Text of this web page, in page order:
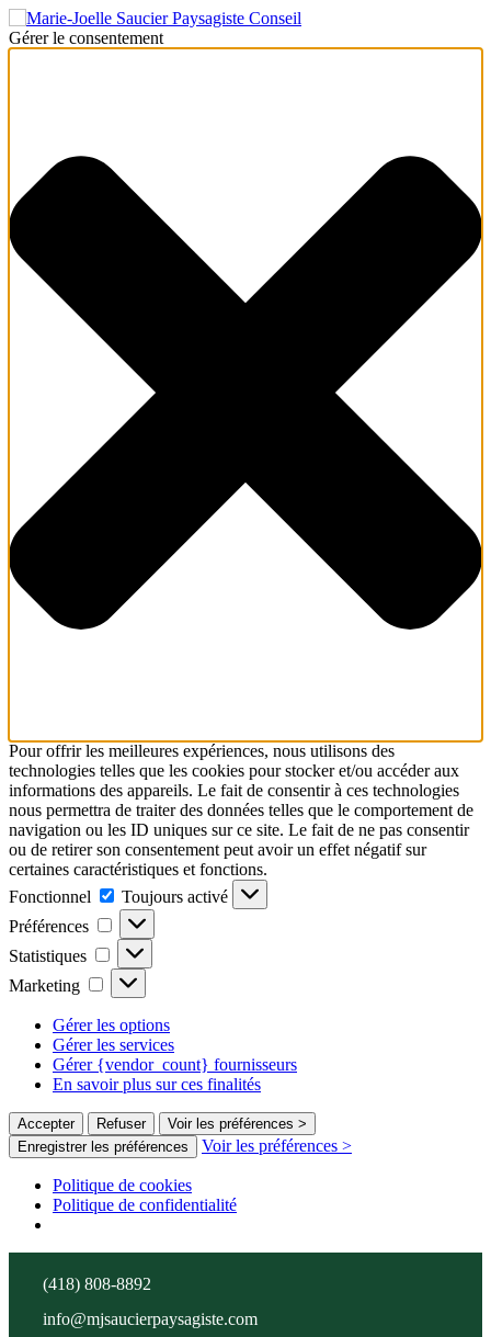
Gérer le consentement
Pour offrir les meilleures expériences, nous utilisons des
technologies telles que les cookies pour stocker et/ou accéder aux
informations des appareils. Le fait de consentir à ces technologies
nous permettra de traiter des données telles que le comportement de
navigation ou les ID uniques sur ce site. Le fait de ne pas consentir
ou de retirer son consentement peut avoir un effet négatif sur
certaines caractéristiques et fonctions.
Fonctionnel
Fonctionnel
Toujours activé
Préférences
Préférences
Statistiques Statistiques
Marketing Marketing
Gérer les options
Gérer les services
Gérer {vendor_count} fournisseurs
En savoir plus sur ces finalités
Accepter Refuser
Voir les préférences >
Enregistrer les préférences
Voir les préférences >
Politique de cookies
Politique de confidentialité
(418) 808-8892
info@mjsaucierpaysagiste.com